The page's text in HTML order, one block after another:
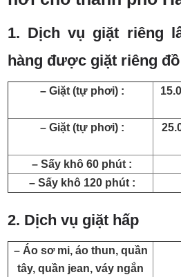
1. Dịch vụ giặt riêng
hàng được giặt riêng
– Giặt (tự phơi) :
– Giặt (tự phơi) :
– Sấy khô 60 phút :
– Sấy khô 120 phút :
2. Dịch vụ giặt hấp
– Áo sơ mi, áo thun, quần
tây, quần jean, váy ngắn